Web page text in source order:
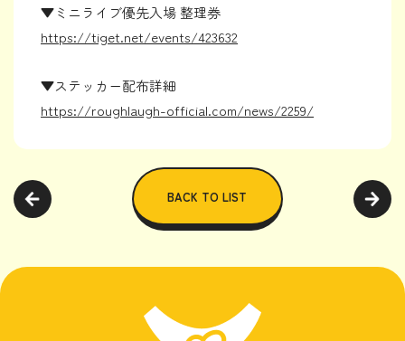
▼ミニライブ優先入場 整理券
https://tiget.net/events/423632
▼ステッカー配布詳細
https://roughlaugh-official.com/news/2259/
BACK TO LIST